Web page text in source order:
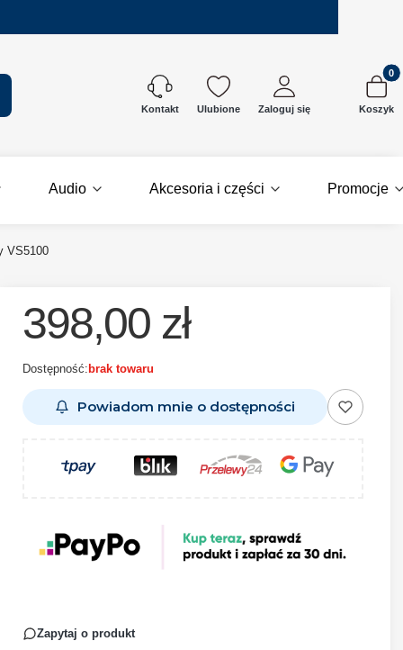
Kontakt Ulubione Zaloguj się Koszyk
Audio Akcesoria i części Promocje
VS5100
398,00 zł
Dostępność: brak towaru
Powiadom mnie o dostępności
Zapytaj o produkt